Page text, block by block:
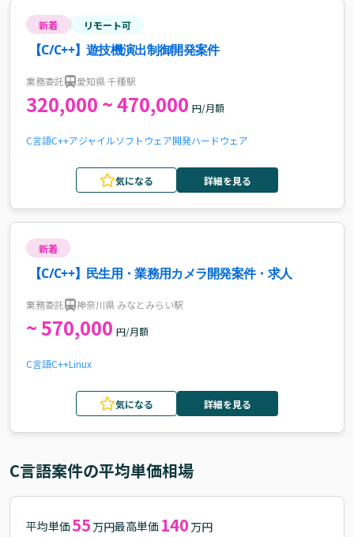
新着 リモート可
【C/C++】遊技機演出制御開発案件
業務委託 愛知県 千種駅
320,000 ~ 470,000 円/月額
C言語C++アジャイルソフトウェア開発ハードウェア
気になる 詳細を見る
新着
【C/C++】民生用・業務用カメラ開発案件・求人
業務委託 神奈川県 みなとみらい駅
~ 570,000 円/月額
C言語C++Linux
気になる 詳細を見る
C言語案件の平均単価相場
平均単価55 万円最高単価 140 万円